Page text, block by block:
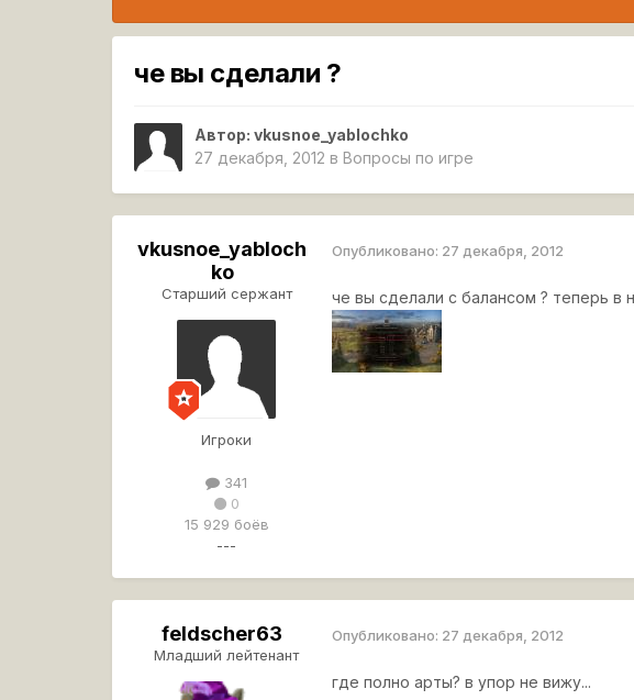
че вы сделали ?
Автор:vkusnoe_yablochko
27 декабря, 2012 в Вопросы по игре
vkusnoe_yabloch
ko
Старший сержант
Игроки
341
0
15 929 боёв
---
Опубликовано: 27 декабря, 2012
че вы сделали с балансом ? теперь
feldscher63
Младший лейтенант
Опубликовано: 27 декабря, 2012
где полно арты? в упор не вижу...